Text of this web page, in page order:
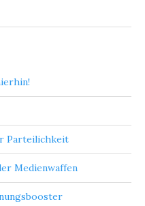
Parteilichkeit
Medienwaffen